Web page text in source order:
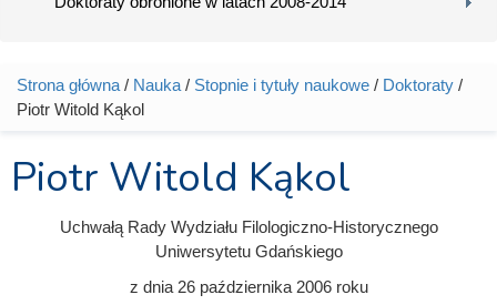
Jesteś tutaj
Strona główna / Nauka / Stopnie i tytuły naukowe / Doktoraty /
Piotr Witold Kąkol
Piotr Witold Kąkol
Uchwałą Rady Wydziału Filologiczno-Historycznego
Uniwersytetu Gdańskiego
z dnia 26 października 2006roku